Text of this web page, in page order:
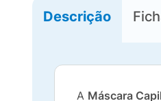
Descrição
A Máscara